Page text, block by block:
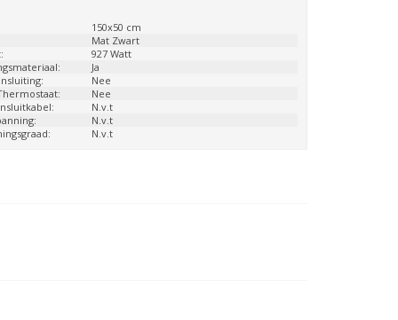
150x50 cm
Mat Zwart
927 Watt
Ja
Nee
Nee
N.v.t
N.v.t
N.v.t